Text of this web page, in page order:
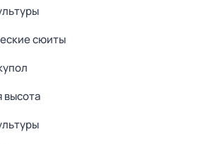
сюиты
высота